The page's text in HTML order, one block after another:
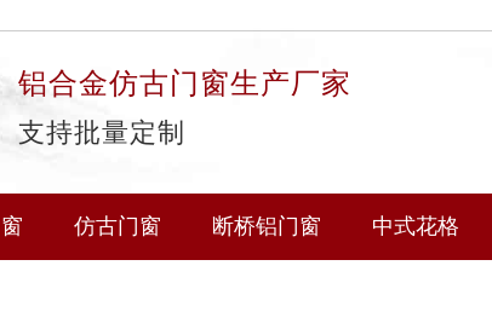
铝合金仿古门窗生产厂家
支持批量定制
仿古门窗 断桥铝门窗 中式花格